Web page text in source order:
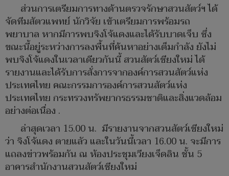
ส่วนการเตรียมการทางด้านตรวจรักษาสวนสัตว์ฯ ได้
จัดทีมสัตวแพทย์ นักวิจัย เข้าเตรียมการพร้อมรถ
พยาบาล หากมีการพบจิงโจ้แดงและได้รับบาดเจ็บ ซึ่ง
ขณะนี้อยู่ระหว่างการลงพื้นที่ค้นหาอย่างเต็มกำลัง ยังไม่
พบจิงโจ้แดงในเวลาเดียวกันนี้ สวนสัตว์เชียงใหม่ ได้
รายงานและได้รับการสั่งการจากองค์การสวนสัตว์แห่ง
ประเทศไทย คณะกรรมการองค์การสวนสัตว์แห่ง
ประเทศไทย กระทรวงทรัพยากรธรรมชาติและสิ่งแวดล้อม
อย่างต่อเนื่อง .
ล่าสุดเวลา 15.00 น. มีรายงานจากสวนสัตว์เชียงใหม่
ว่า จิงโจ้แดง ตายแลัว และในวันนี้เวลา 16.00 น. จะมีการ
แถลงข่าวพร้อมกัน ณ ห้องประชุมเวียงเจ็ดลิน ชั้น 5
อาคารสำนักงานสวนสัตว์เชียงใหม่